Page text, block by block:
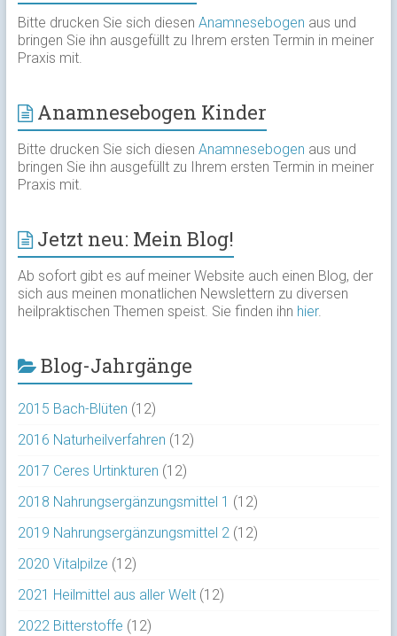
Bitte drucken Sie sich diesen Anamnesebogen aus und
bringen Sie ihn ausgefüllt zu Ihrem ersten Termin in meiner
Praxis mit.
Anamnesebogen Kinder
Bitte drucken Sie sich diesen Anamnesebogen aus und
bringen Sie ihn ausgefüllt zu Ihrem ersten Termin in meiner
Praxis mit.
Jetzt neu: Mein Blog!
Ab sofort gibt es auf meiner Website auch einen Blog, der
sich aus meinen monatlichen Newslettern zu diversen
heilpraktischen Themen speist. Sie finden ihn hier.
Blog-Jahrgänge
2015 Bach-Blüten (12)
2016 Naturheilverfahren (12)
2017 Ceres Urtinkturen (12)
2018 Nahrungsergänzungsmittel 1 (12)
2019 Nahrungsergänzungsmittel 2 (12)
2020 Vitalpilze (12)
2021 Heilmittel aus aller Welt(12)
2022 Bitterstoffe (12)